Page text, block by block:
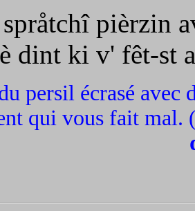
pièrzin
dint ki v' fêt-st
persil écrasé
qui vous fait